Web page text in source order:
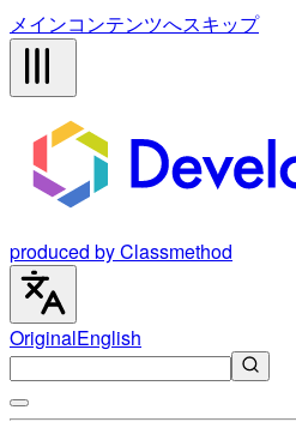
メインコンテンツへスキップ
produced by Classmethod
OriginalEnglish